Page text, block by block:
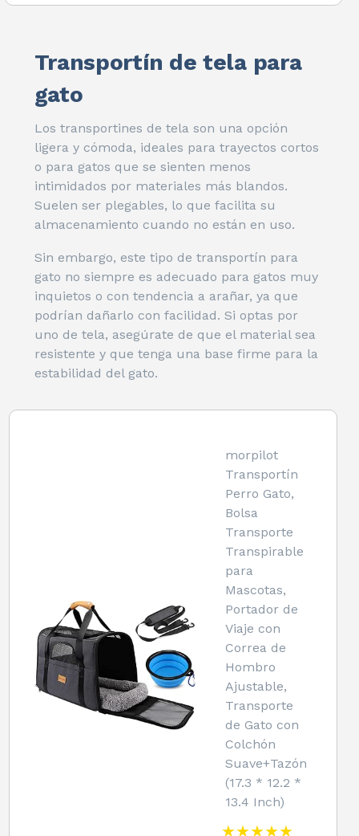
Transportín de tela para
gato
Los transportines de tela son una opción
ligera y cómoda, ideales para trayectos cortos
o para gatos que se sienten menos
intimidados por materiales más blandos.
Suelen ser plegables, lo que facilita su
almacenamiento cuando no están en uso.
Sin embargo, este tipo de transportín para
gato no siempre es adecuado para gatos muy
inquietos o con tendencia a arañar, ya que
podrían dañarlo con facilidad. Si optas por
uno de tela, asegúrate de que el material sea
resistente y que tenga una base firme para la
estabilidad del gato.
morpilot
Transportín
Perro Gato,
Bolsa
Transporte
Transpirable
para
Mascotas,
Portador de
Viaje con
Correa de
Hombro
Ajustable,
Transporte
de Gato con
Colchón
Suave+Tazón
(17.3 * 12.2 *
13.4 Inch)
★★★★★